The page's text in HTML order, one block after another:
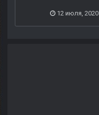
12 июля, 2020